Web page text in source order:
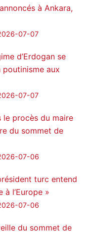
à Ankara,
07-07
d’Erdogan se
aux
07-07
le procès du maire
du sommet de
07-06
turc entend
l’Europe »
07-06
du sommet de